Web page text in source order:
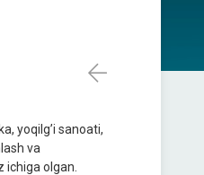
yoqilg’i sаnoаti,
vа
ichigа olgan.